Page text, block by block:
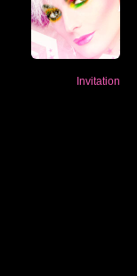
Invitation